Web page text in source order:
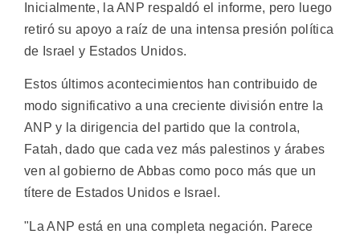
Inicialmente, la ANP respaldó el informe, pero luego
retiró su apoyo a raíz de una intensa presión política
de Israel y Estados Unidos.
Estos últimos acontecimientos han contribuido de
modo significativo a una creciente división entre la
ANP y la dirigencia del partido que la controla,
Fatah, dado que cada vez más palestinos y árabes
ven al gobierno de Abbas como poco más que un
títere de Estados Unidos e Israel.
"La ANP está en una completa negación. Parece